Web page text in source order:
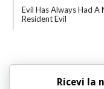
Evil Has Always Had
Resident Evil
Ricevi la